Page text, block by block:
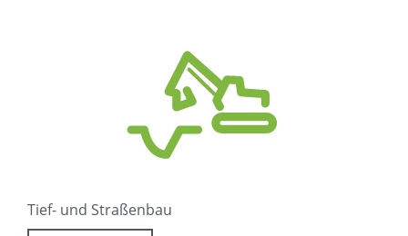
Tief- und Straßenbau